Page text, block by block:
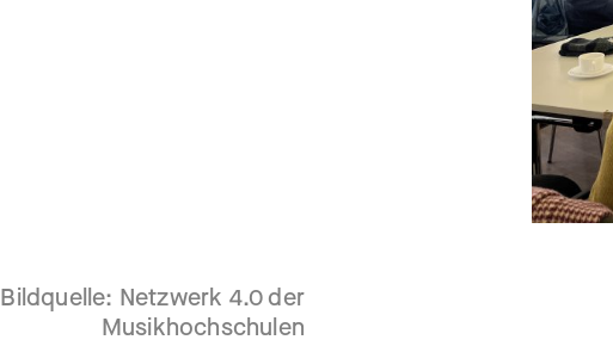
Bildquelle: Netzwerk 4.0 der
Musikhochschulen